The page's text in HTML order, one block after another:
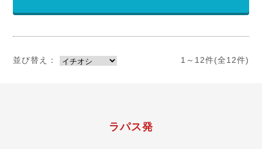
並び替え： 1～12件(全12件)
ラパス発